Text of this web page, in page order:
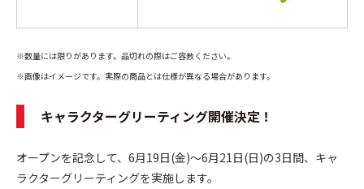
※数量には限りがあります。品切れの際はご容赦ください。
※画像はイメージです。実際の商品とは仕様が異なる場合があります。
キャラクターグリーティング開催決定！
オープンを記念して、6月19日(金)～6月21日(日)の3日間、キャ
ラクターグリーティングを実施します。